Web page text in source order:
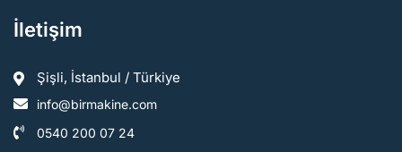
İletişim
Şişli, İstanbul / Türkiye
info@birmakine.com
0540 200 07 24